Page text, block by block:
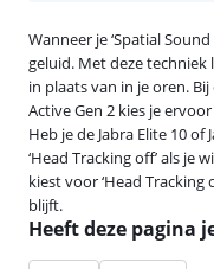
Wanneer je ‘Spatial
geluid. Met deze
in plaats van in je oren. Bij
Active Gen 2 kies je
Heb je de Jabra Elite 10 of
‘Head Tracking off’ als je
kiest voor ‘Head
blijft.
Heeft deze pagina